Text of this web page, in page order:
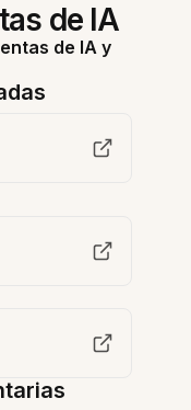
de IA
de IA y